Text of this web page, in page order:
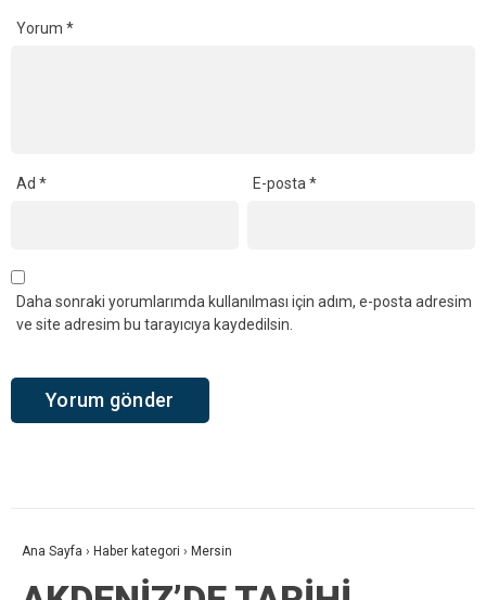
Yorum *
Ad * E-posta*
Daha sonraki yorumlarımda kullanılması için adım, e-posta adresim
ve site adresim bu tarayıcıya kaydedilsin.
Ana Sayfa › Haber kategori › Mersin